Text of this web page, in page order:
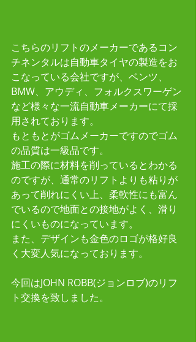
こちらのリフトのメーカーであるコン
チネンタルは自動車タイヤの製造をお
こなっている会社ですが、ベンツ、
BMW、アウディ、フォルクスワーゲン
など様々な一流自動車メーカーにて採
用されております。
もともとがゴムメーカーですのでゴム
の品質は一級品です。
施工の際に材料を削っているとわかる
のですが、通常のリフトよりも粘りが
あって削れにくい上、柔軟性にも富ん
でいるので地面との接地がよく、滑り
にくいものになっています。
また、デザインも金色のロゴが格好良
く大変人気になっております。
今回はJOHN ROBB(ジョンロブ)のリフ
ト交換を致しました。